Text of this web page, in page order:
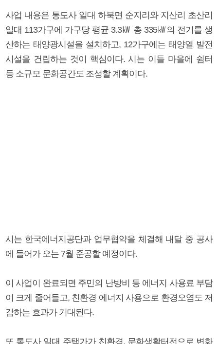
사업 내용은 통도사 일대 하북면 순지리와 지산리 초산리
일대 113가구에 가구당 평균 3.3㎾ 총 335㎾의 전기를 생
산하는 태양광시설을 설치하고, 12가구에는 태양열 발전
시설을 건립하는 것이 핵심이다. 시는 이들 마을에 쉼터
등 소규모 문화공간도 조성할 계획이다.
시는 한국에너지공단과 업무협약을 체결해 내달 중 공사
에 들어가 오는 7월 준공할 예정이다.
이 사업이 완료되면 주민의 난방비 등 에너지 사용료 부담
이 크게 줄어들고, 친환경 에너지 사용으로 환경오염도 저
감하는 효과가 기대된다.
또 통도사 일대 주택가가 친환경, 문화생활터전으로 변화